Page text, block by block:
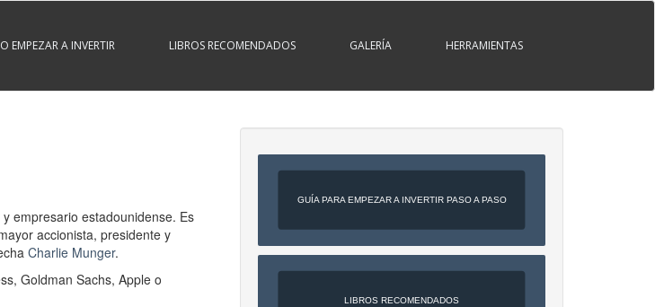
EMPEZAR A INVERTIR LIBROS RECOMENDADOS GALERÍA HERRAMIENTAS
empresario estadounidense. Es
accionista, presidente y
Charlie Munger.
Goldman Sachs, Apple o
GUÍA PARA EMPEZAR A INVERTIR PASO A PASO
LIBROS RECOMENDADOS